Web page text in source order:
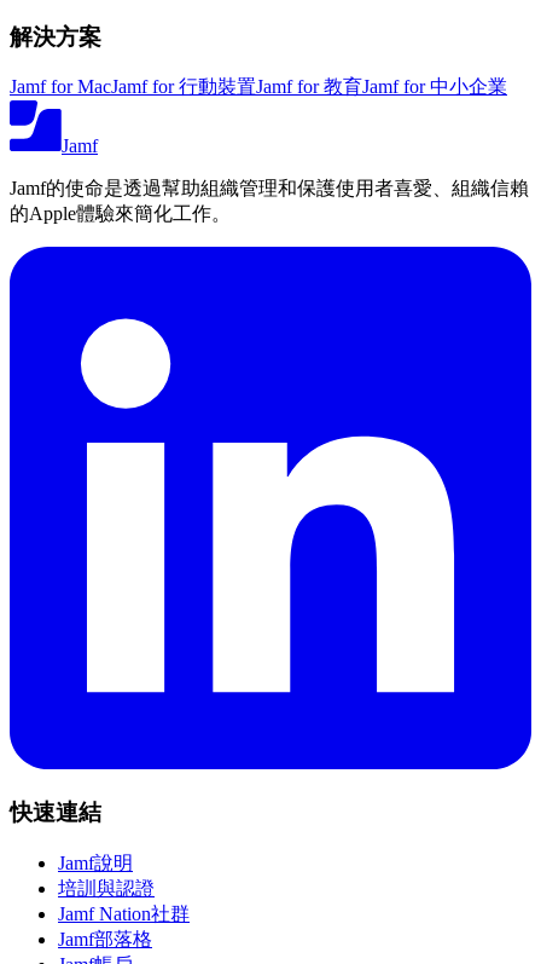
解決方案
Jamf for MacJamf for 行動裝置Jamf for 教育Jamf for 中小企業
Jamf
Jamf的使命是透過幫助組織管理和保護使用者喜愛、組織信賴
的Apple體驗來簡化工作。
快速連結
Jamf說明
培訓與認證
Jamf Nation社群
Jamf部落格